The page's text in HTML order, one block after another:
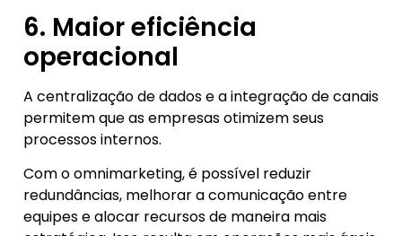
6. Maior eficiência
operacional
A centralização de dados e a integração de canais
permitem que as empresas otimizem seus
processos internos.
Com o omnimarketing, é possível reduzir
redundâncias, melhorar a comunicação entre
equipes e alocar recursos de maneira mais